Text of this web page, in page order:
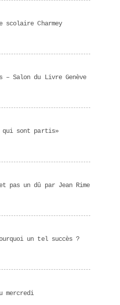
scolaire Charmey
– Salon du Livre Genève
qui sont partis»
pas un dû par Jean Rime
un tel succès ?
mercredi